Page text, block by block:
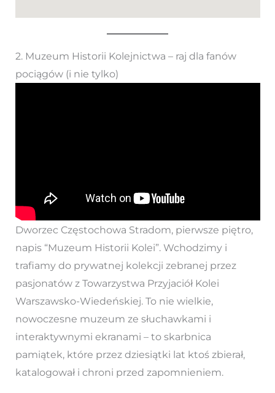
2. Muzeum Historii Kolejnictwa – raj dla fanów
pociągów (i nie tylko)
Dworzec Częstochowa Stradom, pierwsze piętro,
napis “Muzeum Historii Kolei”. Wchodzimy i
trafiamy do prywatnej kolekcji zebranej przez
pasjonatów z Towarzystwa Przyjaciół Kolei
Warszawsko-Wiedeńskiej. To nie wielkie,
nowoczesne muzeum ze słuchawkami i
interaktywnymi ekranami – to skarbnica
pamiątek, które przez dziesiątki lat ktoś zbierał,
katalogował i chroni przed zapomnieniem.